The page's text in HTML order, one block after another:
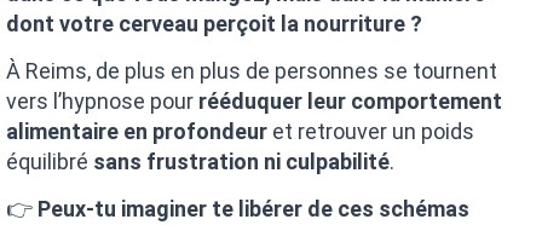
dont votre cerveau perçoit la nourriture ?
À Reims, de plus en plus de personnes se tournent
vers l’hypnose pour rééduquer leur comportement
alimentaire en profondeur et retrouver un poids
équilibré sans frustration ni culpabilité.
👉 Peux-tu imaginer te libérer de ces schémas